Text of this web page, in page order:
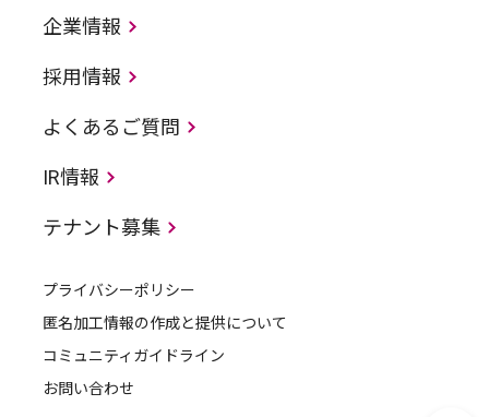
企業情報
採用情報
よくあるご質問
IR情報
テナント募集
プライバシーポリシー
匿名加工情報の作成と提供について
コミュニティガイドライン
お問い合わせ